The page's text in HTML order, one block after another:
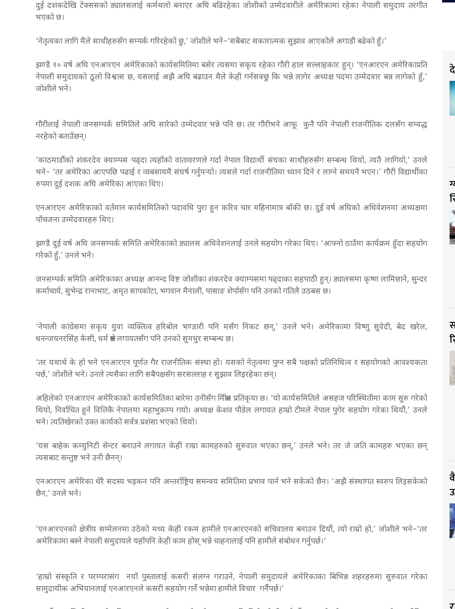
दुई दशकदेखि टेक्ससको ड्यालसलाई कर्मथलो बनाएर अघि बढिरहेका जोशीको उम्मेदवारीले अमेरिकामा रहेका नेपाली समुदाय तरंगीत
भएको छ।
‘नेतृत्वका लागि मैले साथीहरुसँग सम्पर्क गरिरहेको छु,’ जोशीले भने–‘सबैबाट सकारात्मक सुझाव आएकोले अगाडी बढेको हुँ।’
झण्डै १० वर्ष अघि एनआरएन अमेरिकाको कार्यसमितिमा बसेर त्यसमा सकृय रहेका गौरी हाल सल्लाहकार हुन्। ‘एनआरएन अमेरिकाप्रति
नेपाली समुदायको ठूलो विश्वास छ, यसलाई अझै अघि बढाउन मैले केही गर्नसक्छु कि भन्ने लागेर अध्यक्ष पदमा उम्मेदवार बन्न लागेको हुँ,’
जोशीले भने।
गौरीलाई नेपाली जनसम्पर्क समितिले अघि सारेको उम्मेदवार भन्ने पनि छ। तर गौरीभने आफू कुनै पनि नेपाली राजनीतिक दलसँग सम्वद्ध
नरहेको बताउँछन्।
‘काठमाडौंको शंकरदेव क्याम्पस पढ्दा त्यहाँको वातावरणले गर्दा नेपाल विद्यार्थी संघका साथीहरुसँग सम्बन्ध थियो, त्यतै लागियो,’ उनले
भने– ‘तर अमेरिका आएपछि पढाई र व्यबसायमै संघर्ष गर्नुपर्‍यो। त्यसले गर्दा राजनीतिमा ध्यान दिने र लाग्ने समयनै भएन।’ गौरी विद्यार्थीका
रुपमा दुई दशक अघि अमेरिका आएका थिए।
एनआरएन अमेरिकाको वर्तमान कार्यसमितिको पदावधि पुरा हुन करिव चार महिनामात्र बाँकी छ। दुई वर्ष अघिको अधिवेशनमा अध्यक्षमा
पाँचजना उम्मेदवारहरु थिए।
झण्डै दुई वर्ष अघि जनसम्पर्क समिति अमेरिकाको ड्यालस अधिवेशनलाई उनले सहयोग गरेका थिए। ‘आफ्नो ठाउँमा कार्यक्रम हुँदा सहयोग
गरेको हुँ,’ उनले भने।
जनसम्पर्क समिति अमेरिकाका अध्यक्ष आनन्द विष्ट जोशीका शंकरदेव क्याम्पसमा पढ्दाका सहपाठी हुन्। ड्यालसमा कृष्ण लामिछाने, सुन्दर
कर्माचार्य, सुभेन्द्र रानाभाट, अमृत सापकोटा, भगवान मैनाली, पासाङ शेर्पासँग पनि उनको गतिलै उठबस छ।
‘नेपाली कांग्रेसमा सकृय युवा व्यक्तित्व हरिबोल भण्डारी पनि मसँग निकट छन्,’ उनले भने। अमेरिकामा विष्णु सुवेदी, बेद खरेल,
धनन्जयनरसिंह केसी, धर्म श्रेष्ठ लगायतसँग पनि उनको सुमधुर सम्बन्ध छ।
‘तर यथार्थ के हो भने एनआरएन पूर्णत गैर राजनीतिक संस्था हो। यसको नेतृत्वमा पुग्न सबै पक्षको प्रतिनिधित्व र सहयोगको आवश्यकता
पर्छ,’ जोशीले भने। उनले त्यसैका लागि सबैपक्षसँग सरसल्लाह र सुझाव लिइरहेका छन्।
अहिलेको एनआरएन अमेरिकाको कार्यसमितिका बारेमा उनीसँग मिश्रीत प्रतिकृया छ। ‘यो कार्यसमितिले असहज परिस्थितीमा काम सुरु गरेको
थियो, निर्वाचित हुने वित्तिकै नेपालमा महाभुकम्प गयो। अध्यक्ष केशव पौडेल लगायत हाम्रो टीमले नेपाल पुगेर सहयोग गरेका थियौं,’ उनले
भने। त्यतिखेरको उक्त कार्यको सर्वत्र प्रशंसा भएको थियो।
‘यस बाहेक कम्युनिटी सेन्टर बनाउने लगायत केही राम्रा कामहरुको सुरुवात भएका छन्,’ उनले भने। तर जे जति कामहरु भएका छन्
त्यसबाट सन्तुष्ट भने उनी छैनन्।
एनआरएन अमेरिका धेरै सदस्य भइकन पनि अन्तर्राष्ट्रिय समन्वय समितिमा प्रभाव पार्न भने सकेको छैन। ‘अझै संस्थागत स्वरुप लिइसकेको
छैन,’ उनले भने।
‘एनआरएनको क्षेत्रीय सम्मेलनमा उठेको मध्य केही रकम हामीले एनआरएनको सचिवालय बनाउन दियौं, त्यो राम्रो हो,’ जोशीले भने–‘तर
अमेरिकामा बस्ने नेपाली समुदायले यहाँपनि केही काम होस् भन्ने चाहनालाई पनि हामीले संबोधन गर्नुपर्छ।‘
‘हाम्रो संस्कृति र परम्परासंग नयाँ पुस्तालाई कसरी संलग्न गराउने, नेपाली समुदायले अमेरिकाका बिभिन्न शहरहरुमा सुरुवात गरेका
सामुदायीक अभियानलाई एनआरएनले कसरी सहयोग गर्ने भन्नेमा हामीले विचार गर्नैपर्छ।’